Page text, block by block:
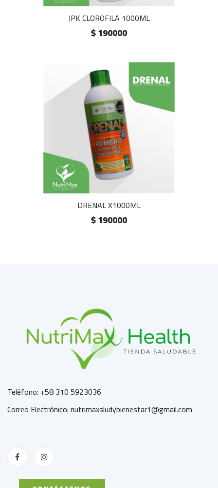
JPK CLOROFILA 1000ML
$ 190000
DRENAL X1000ML
$ 190000
Teléfono: +58 310 5923036
Correo Electrónico: nutrimaxsludybienestar1@gmail.com